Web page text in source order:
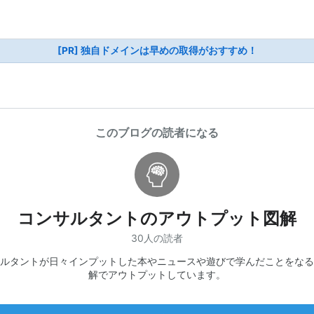
[PR] 独自ドメインは早めの取得がおすすめ！
このブログの読者になる
コンサルタントのアウトプット図解
30人の読者
タントが日々インプットした本やニュースや遊びで学んだことをな
解でアウトプットしています。